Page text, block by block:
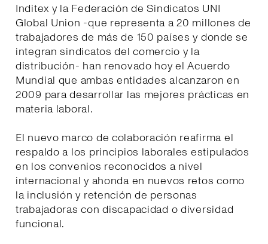
Inditex y la Federación de Sindicatos UNI
Global Union -que representa a 20 millones de
trabajadores de más de 150 países y donde se
integran sindicatos del comercio y la
distribución- han renovado hoy el Acuerdo
Mundial que ambas entidades alcanzaron en
2009 para desarrollar las mejores prácticas en
materia laboral.
El nuevo marco de colaboración reafirma el
respaldo a los principios laborales estipulados
en los convenios reconocidos a nivel
internacional y ahonda en nuevos retos como
la inclusión y retención de personas
trabajadoras con discapacidad o diversidad
funcional.